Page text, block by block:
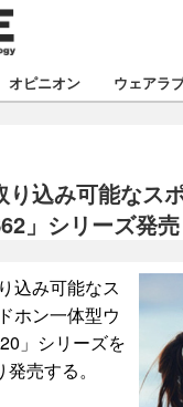
バ
オピニオン ウェアラ
り込み可能なス
」シリーズ発売
込み可能なス
ホン一体型ウ
」シリーズを
売する。